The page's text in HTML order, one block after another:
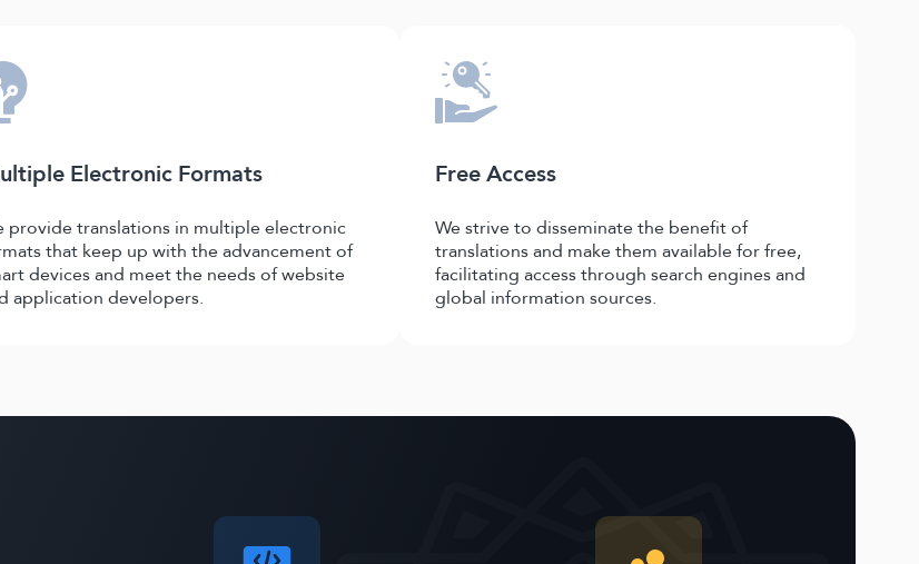
Electronic Formats
provide translations in multiple electronic
that keep up with the advancement of
devices and meet the needs of website
application developers.
Free Access
We strive to disseminate the benefit of
translations and make them available for free,
facilitating access through search engines and
global information sources.